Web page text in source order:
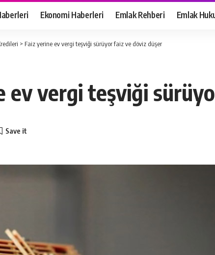
Ekonomi Haberleri Emlak Rehberi Emlak
> Faiz yerine ev vergi teşviği sürüyor faiz ve döviz düşer
ev vergi teşviği